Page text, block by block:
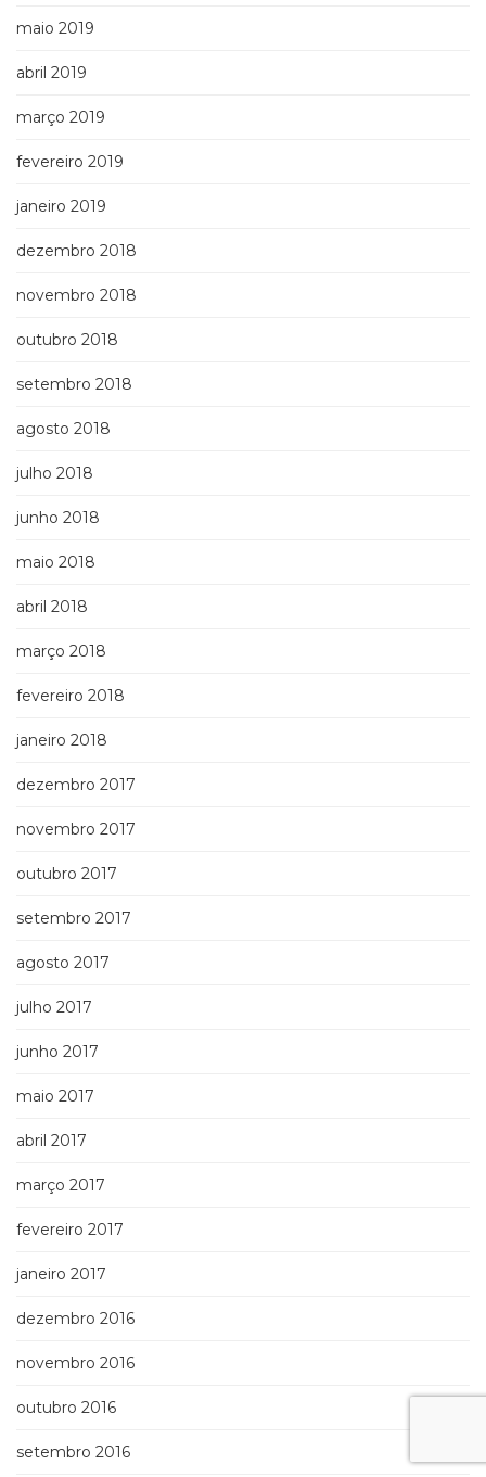
maio 2019
abril 2019
março 2019
fevereiro 2019
janeiro 2019
dezembro 2018
novembro 2018
outubro 2018
setembro 2018
agosto 2018
julho 2018
junho 2018
maio 2018
abril 2018
março 2018
fevereiro 2018
janeiro 2018
dezembro 2017
novembro 2017
outubro 2017
setembro 2017
agosto 2017
julho 2017
junho 2017
maio 2017
abril 2017
março 2017
fevereiro 2017
janeiro 2017
dezembro 2016
novembro 2016
outubro 2016
setembro 2016